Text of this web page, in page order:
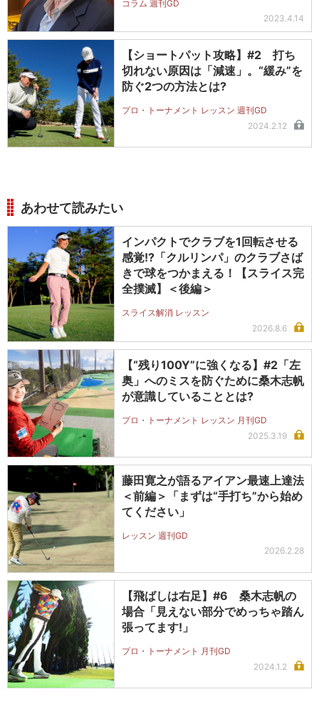
コラム 週刊GD
2023.4.14
【ショートパット攻略】#2 打ち
切れない原因は「減速」。“緩み”を
防ぐ2つの方法とは?
プロ・トーナメント レッスン 週刊GD
2024.2.12
あわせて読みたい
インパクトでクラブを1回転させる
感覚!?「クルリンパ」のクラブさば
きで球をつかまえる！【スライス完
全撲滅】＜後編＞
スライス解消 レッスン
2026.8.6
【“残り100Y”に強くなる】#2「左
奥」へのミスを防ぐために桑木志帆
が意識していることとは?
プロ・トーナメント レッスン 月刊GD
2025.3.19
藤田寛之が語るアイアン最速上達法
＜前編＞「まずは“手打ち”から始め
てください」
レッスン 週刊GD
2026.2.28
【飛ばしは右足】#6 桑木志帆の
場合「見えない部分でめっちゃ踏ん
張ってます!」
プロ・トーナメント 月刊GD
2024.1.2